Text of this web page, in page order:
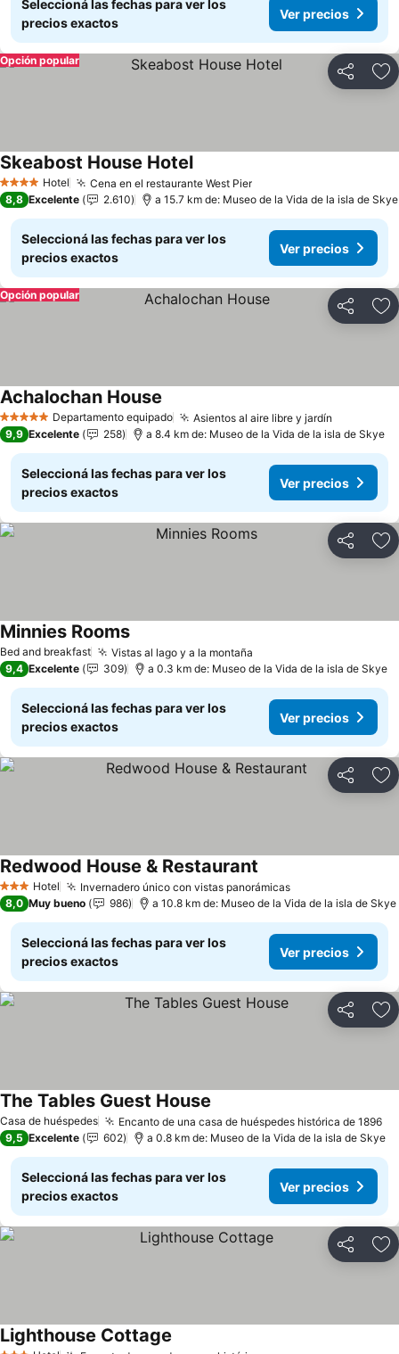
Seleccioná las fechas para ver los
precios exactos
Ver precios
Compartir
Opción popular
4 EstrellasHotel Cena en el restaurante West PierVer precios
Skeabost House HotelVer precios
8,8 Excelente 2.610 a 15.7 km de: Museo de la Vida de la isla de Skye
Seleccioná las fechas para ver los
precios exactos
Ver precios
Compartir
Opción popular
5 Estrellas Departamento equipado Asientos al aire libre y jardín
Achalochan House
9,9 Excelente 258 a 8.4 km de: Museo de la Vida de la isla de Skye
Seleccioná las fechas para ver los
precios exactos
Ver precios
Compartir
Bed and breakfast Vistas al lago y a la montaña
Minnies RoomsVer precios
9,4 Excelente 309 a 0.3 km de: Museo de la Vida de la isla de Skye
Seleccioná las fechas para ver los
precios exactos
Ver precios
Compartir
3 Estrellas
Hotel Invernadero único con vistas panorámicasVer precios
Redwood House & Restaurant
8,0 Muy bueno 986 a 10.8 km de: Museo de la Vida de la isla de Skye
Seleccioná las fechas para ver los
precios exactos
Ver precios
Compartir
Casa de huéspedes Encanto de una casa de huéspedes histórica de 1896
The Tables Guest House
9,5 Excelente 602 a 0.8 km de: Museo de la Vida de la isla de Skye
Seleccioná las fechas para ver los
precios exactos
Ver precios
Compartir
Lighthouse Cottage